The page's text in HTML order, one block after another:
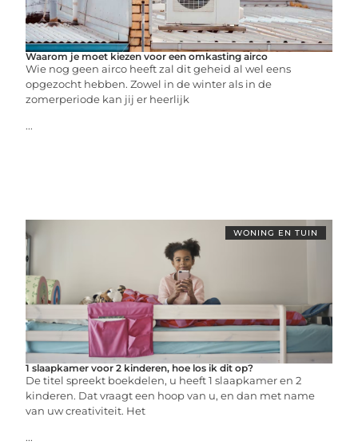
Waarom je moet kiezen voor een omkasting airco
Wie nog geen airco heeft zal dit geheid al wel eens
opgezocht hebben. Zowel in de winter als in de
zomerperiode kan jij er heerlijk
...
WONING EN TUIN
1 slaapkamer voor 2 kinderen, hoe los ik dit op?
De titel spreekt boekdelen, u heeft 1 slaapkamer en 2
kinderen. Dat vraagt een hoop van u, en dan met name
van uw creativiteit. Het
...